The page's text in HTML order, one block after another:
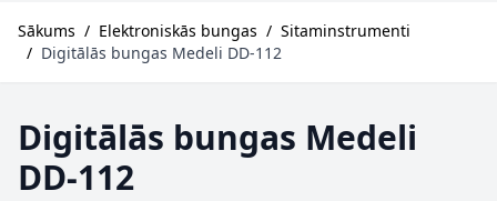
Sākums / Elektroniskās bungas / Sitaminstrumenti
/ Digitālās bungas Medeli DD-112
Digitālās bungas Medeli
DD-112